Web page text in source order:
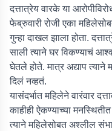
दत्तात्रेय वारके या
फेब्रुवारी रोजी एका
गुन्हा दाखल झाला होता.
साली त्याने घर विकण्याचं
घेतले होते. मात्र अद्याप त्याने
दिलं नव्हतं.
यासंदर्भात महिलेने वारंवार
काहीही ऐकण्याच्या
त्याने महिलेसोबत अश्लील